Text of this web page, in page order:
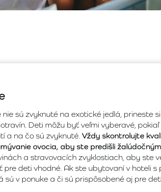
nie sú zvyknuté na exotické jedlá, prineste
Deti môžu byť veľmi vyberavé,
a na čo sú zvyknuté. Vždy skontrolujte
ovocia, aby ste predišli
a stravovacích zvyklostiach, aby ste
pre deti vhodné. Ak ste ubytovaní v hoteli s
sú v ponuke a či sú prispôsobené aj pre